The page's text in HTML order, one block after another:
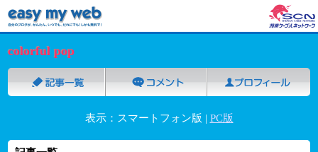
colorful pop
表示：スマートフォン版 | PC版